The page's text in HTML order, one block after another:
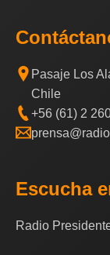
Pasaje Los
Chile
+56 (61) 2
Escucha
Radio